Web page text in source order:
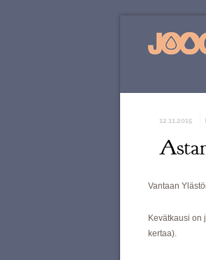
12.11.2015
Vantaan
Kevätkausi on
kertaa).